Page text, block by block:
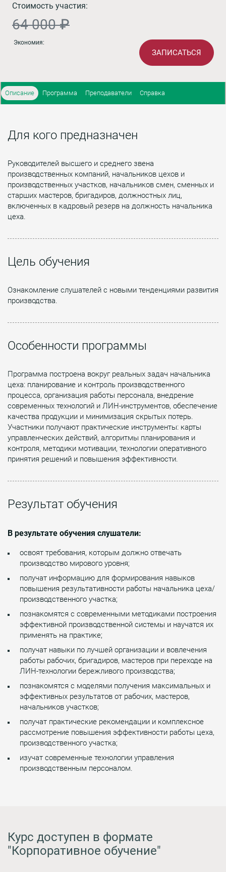
Стоимость участия:
64 000 ₽
Экономия:
ЗАПИСАТЬСЯ
Описание Программа Преподаватели Справка
Для кого предназначен
Руководителей высшего и среднего звена
производственных компаний, начальников цехов и
производственных участков, начальников смен, сменных и
старших мастеров, бригадиров, должностных лиц,
включенных в кадровый резерв на должность начальника
цеха.
Цель обучения
Ознакомление слушателей с новыми тенденциями развития
производства.
Особенности программы
Программа построена вокруг реальных задач начальника
цеха: планирование и контроль производственного
процесса, организация работы персонала, внедрение
современных технологий и ЛИН-инструментов, обеспечение
качества продукции и минимизация скрытых потерь.
Участники получают практические инструменты: карты
управленческих действий, алгоритмы планирования и
контроля, методики мотивации, технологии оперативного
принятия решений и повышения эффективности.
Результат обучения
В результате обучения слушатели:
освоят требования, которым должно отвечать
производство мирового уровня;
получат информацию для формирования навыков
повышения результативности работы начальника цеха/
производственного участка;
познакомятся с современными методиками построения
эффективной производственной системы и научатся их
применять на практике;
получат навыки по лучшей организации и вовлечения
работы рабочих, бригадиров, мастеров при переходе на
ЛИН-технологии бережливого производства;
познакомятся с моделями получения максимальных и
эффективных результатов от рабочих, мастеров,
начальников участков;
получат практические рекомендации и комплексное
рассмотрение повышения эффективности работы цеха,
производственного участка;
изучат современные технологии управления
производственным персоналом.
Курс доступен в формате
"Корпоративное обучение"